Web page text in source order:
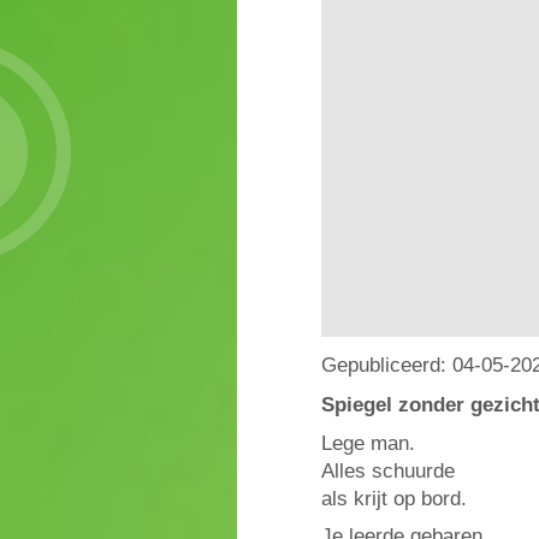
Gepubliceerd: 04-05-
Spiegel zonder gezicht
Lege man.
Alles schuurde
als krijt op bord.